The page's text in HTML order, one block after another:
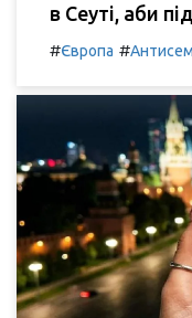
в Сеуті, аби
#Європа #